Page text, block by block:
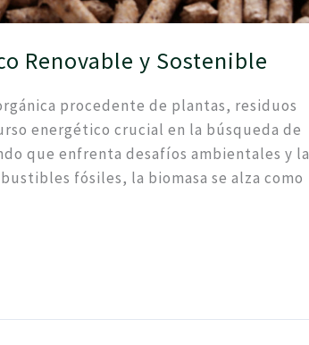
Renovable y Sostenible
procedente de plantas, residuos
energético crucial en la búsqueda de
que enfrenta desafíos ambientales y la
fósiles, la biomasa se alza como